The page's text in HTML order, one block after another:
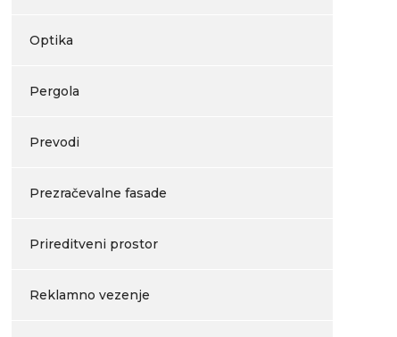
Optika
Pergola
Prevodi
Prezračevalne fasade
Prireditveni prostor
Reklamno vezenje